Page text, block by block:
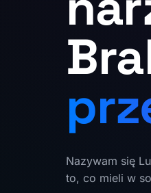
Nazywam się
to, co mieli w